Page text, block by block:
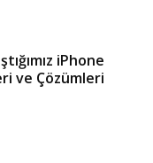
iPhone
ve Çözümleri